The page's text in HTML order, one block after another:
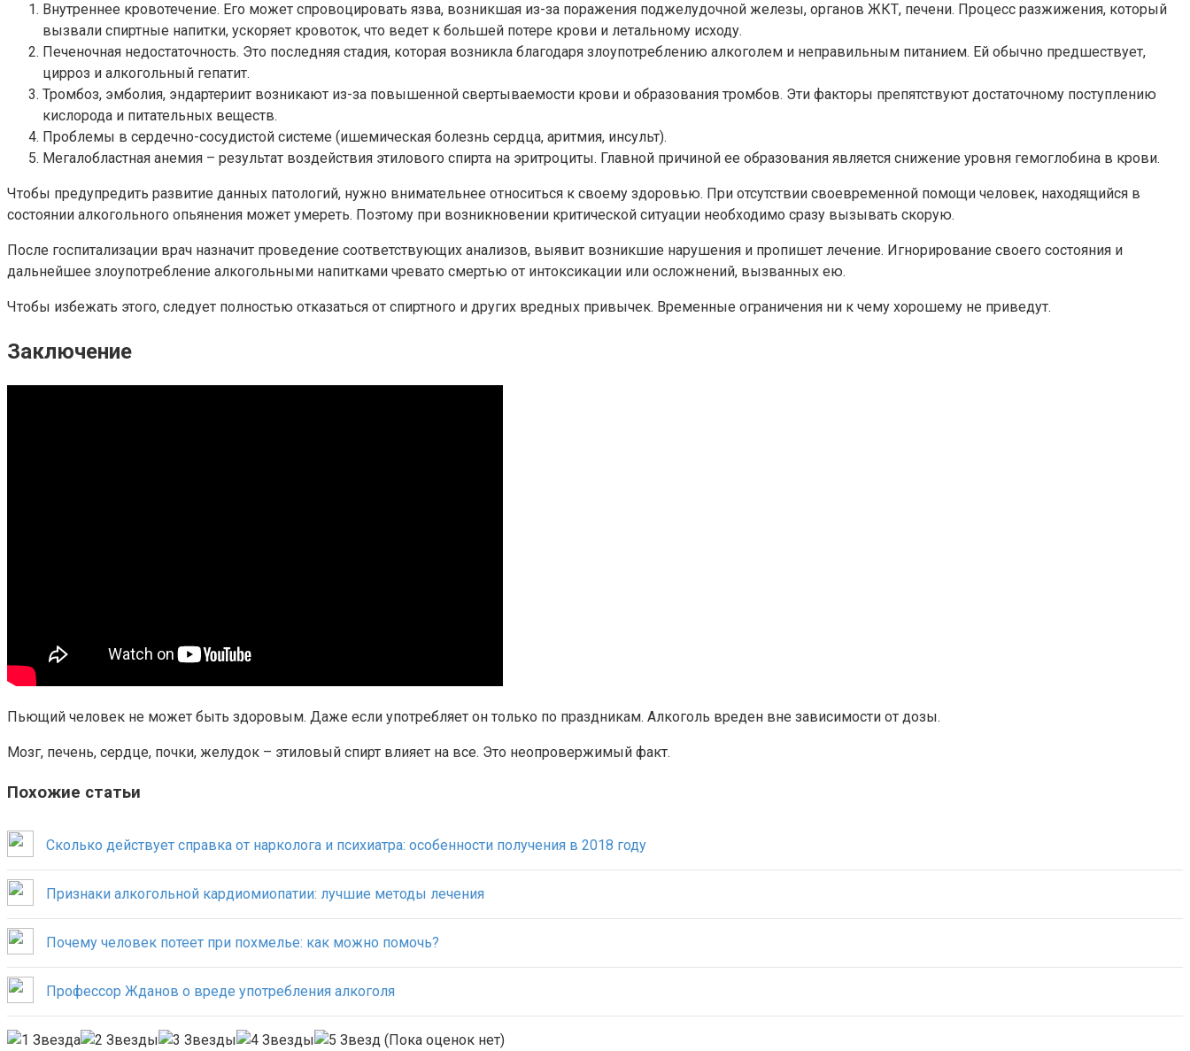
Внутреннее кровотечение. Его может спровоцировать язва, возникшая из-за поражения поджелудочной железы, органов ЖКТ, печени. Процесс разжижения, который
вызвали спиртные напитки, ускоряет кровоток, что ведет к большей потере крови и летальному исходу.
Печеночная недостаточность. Это последняя стадия, которая возникла благодаря злоупотреблению алкоголем и неправильным питанием. Ей обычно предшествует,
цирроз и алкогольный гепатит.
Тромбоз, эмболия, эндартериит возникают из-за повышенной свертываемости крови и образования тромбов. Эти факторы препятствуют достаточному поступлению
кислорода и питательных веществ.
Проблемы в сердечно-сосудистой системе (ишемическая болезнь сердца, аритмия, инсульт).
Мегалобластная анемия – результат воздействия этилового спирта на эритроциты. Главной причиной ее образования является снижение уровня гемоглобина в крови.
Чтобы предупредить развитие данных патологий, нужно внимательнее относиться к своему здоровью. При отсутствии своевременной помощи человек, находящийся в
состоянии алкогольного опьянения может умереть. Поэтому при возникновении критической ситуации необходимо сразу вызывать скорую.
После госпитализации врач назначит проведение соответствующих анализов, выявит возникшие нарушения и пропишет лечение. Игнорирование своего состояния и
дальнейшее злоупотребление алкогольными напитками чревато смертью от интоксикации или осложнений, вызванных ею.
Чтобы избежать этого, следует полностью отказаться от спиртного и других вредных привычек. Временные ограничения ни к чему хорошему не приведут.
Заключение
Пьющий человек не может быть здоровым. Даже если употребляет он только по праздникам. Алкоголь вреден вне зависимости от дозы.
Мозг, печень, сердце, почки, желудок – этиловый спирт влияет на все. Это неопровержимый факт.
Похожие статьи
Сколько действует справка от нарколога и психиатра: особенности получения в 2018 году
Признаки алкогольной кардиомиопатии: лучшие методы лечения
Почему человек потеет при похмелье: как можно помочь?
Профессор Жданов о вреде употребления алкоголя
(Пока оценок нет)